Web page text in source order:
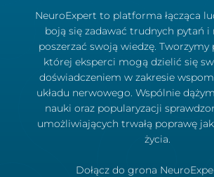
NeuroExpert to platforma łącząca
boją się zadawać trudnych pytań i
poszerzać swoją wiedzę. Tworzymy
której eksperci mogą dzielić się
doświadczeniem w zakresie
układu nerwowego. Wspólnie
nauki oraz popularyzacji
umożliwiających trwałą poprawę
życia.
Dołącz do grona